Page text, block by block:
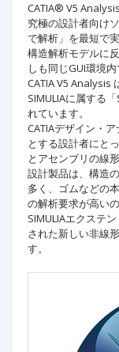
CATIA® V5
究極の設計者向け
で解析」を最短で
構造解析モデルに
しも同じGUI環境
CATIA V5 Analysis
SIMULIAに属する
れています。
CATIAデザイン・
とする設計者にと
とアセンブリの線
設計製品は、構造
多く、ゴムなどの
の解析要求が高い
SIMULIAエクステ
された新しい非線
す。